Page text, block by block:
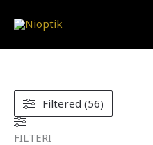
Filtered (56)
FILTERI